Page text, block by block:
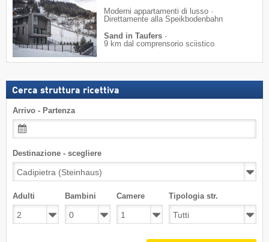
Moderni appartamenti di lusso ·
Direttamente alla Speikbodenbahn
Sand in Taufers ·
9 km dal comprensorio sciistico
Cerca struttura ricettiva
Arrivo - Partenza
Destinazione - scegliere
Adulti Bambini Camere Tipologia str.